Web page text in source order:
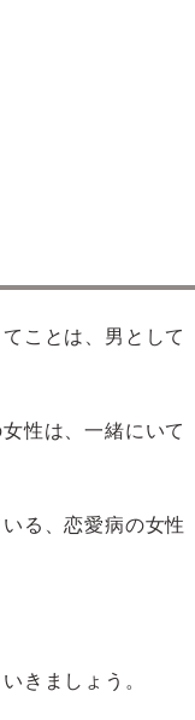
ことは、男として
性は、一緒にいて
る、恋愛病の女性
きましょう。